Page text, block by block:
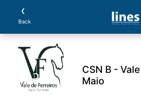
‹
Back
CSN B -
Maio